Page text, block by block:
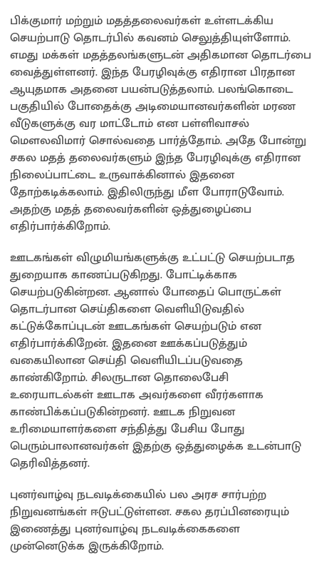
பிக்குமார் மற்றும் மதத்தலைவர்கள் உள்ளடக்கிய
செயற்பாடு தொடர்பில் கவனம் செலுத்தியுள்ளோம்.
எமது மக்கள் மதத்தலங்களுடன் அதிகமான தொடர்பை
வைத்துள்ளனர். இந்த பேரழிவுக்கு எதிரான பிரதான
ஆயுதமாக அதனை பயன்படுத்தலாம். பலங்கொடை
பகுதியில் போதைக்கு அடிமையானவர்களின் மரண
வீடுகளுக்கு வர மாட்டோம் என பள்ளிவாசல்
மௌலவிமார் சொல்வதை பார்த்தோம். அதே போன்று
சகல மதத் தலைவர்களும் இந்த பேரழிவுக்கு எதிரான
நிலைப்பாட்டை உருவாக்கினால் இதனை
தோற்கடிக்கலாம். இதிலிருந்து மீள போராடுவோம்.
அதற்கு மதத் தலைவர்களின் ஒத்துழைப்பை
எதிர்பார்க்கிறோம்.
ஊடகங்கள் விழுமியங்களுக்கு உட்பட்டு செயற்படாத
துறையாக காணப்படுகிறது. போட்டிக்காக
செயற்படுகின்றன. ஆனால் போதைப் பொருட்கள்
தொடர்பான செய்திகளை வெளியிடுவதில்
கட்டுக்கோப்புடன் ஊடகங்கள் செயற்படும் என
எதிர்பார்க்கிறேன். இதனை ஊக்கப்படுத்தும்
வகையிலான செய்தி வெளியிடப்படுவதை
காண்கிறோம். சிலருடான தொலைபேசி
உரையாடல்கள் ஊடாக அவர்களை வீரர்களாக
காண்பிக்கப்படுகின்றனர். ஊடக நிறுவன
உரிமையாளர்களை சந்தித்து பேசிய போது
பெரும்பாலானவர்கள் இதற்கு ஒத்துழைக்க உடன்பாடு
தெரிவித்தனர்.
புனர்வாழ்வு நடவடிக்கையில் பல அரச சார்பற்ற
நிறுவனங்கள் ஈடுபட்டுள்ளன. சகல தரப்பினரையும்
இணைத்து புனர்வாழ்வு நடவடிக்கைகளை
முன்னெடுக்க இருக்கிறோம்.